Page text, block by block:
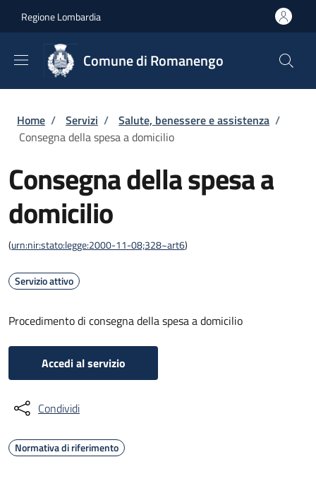
Regione Lombardia
Comune di Romanengo
Briciole di pane
Home / Servizi / Salute, benessere e assistenza /
Consegna della spesa a domicilio
Consegna della spesa a
domicilio
(urn:nir:stato:legge:2000-11-08;328~art6)
Servizio attivo
Procedimento di consegna della spesa a domicilio
Accedi al servizio
Condividi
Normativa di riferimento